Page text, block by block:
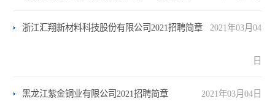
浙江汇翔新材料科技股份有限公司2021招聘简章 2021年03月04
日
黑龙江紫金铜业有限公司2021招聘简章 2021年03月04日